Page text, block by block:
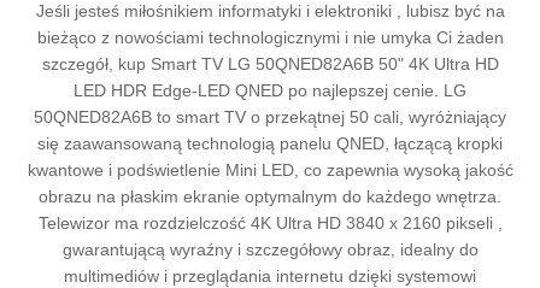
Jeśli jesteś miłośnikiem informatyki i elektroniki , lubisz być na
bieżąco z nowościami technologicznymi i nie umyka Ci żaden
szczegół, kup Smart TV LG 50QNED82A6B 50" 4K Ultra HD
LED HDR Edge-LED QNED po najlepszej cenie. LG
50QNED82A6B to smart TV o przekątnej 50 cali, wyróżniający
się zaawansowaną technologią panelu QNED, łączącą kropki
kwantowe i podświetlenie Mini LED, co zapewnia wysoką jakość
obrazu na płaskim ekranie optymalnym do każdego wnętrza.
Telewizor ma rozdzielczość 4K Ultra HD 3840 x 2160 pikseli ,
gwarantującą wyraźny i szczegółowy obraz, idealny do
multimediów i przeglądania internetu dzięki systemowi